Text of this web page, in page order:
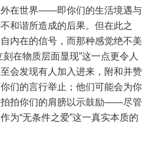
外在世界——即你们的生活境遇与
和谐所造成的后果。但在此之
内在的信号，而那种感觉绝不美
在物质层面显现”这一点更令人
会发现有人加入进来，附和并赞
们的言行举止；他们可能会为你
拍你们的肩膀以示鼓励——尽管
为“无条件之爱”这一真实本质的